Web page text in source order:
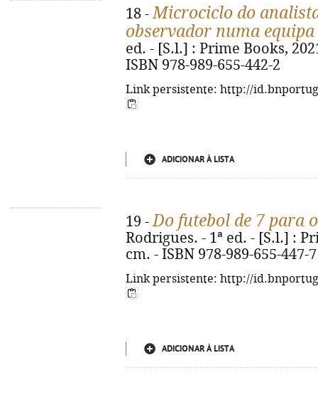
18 -Microciclo do
observador numa equipa
ed. - [S.l.] : Prime Books,
ISBN 978-989-655-442-2
Link persistente: http://
ADICIONAR À LISTA
19 -Do futebol de 7 para
Rodrigues. - 1ª ed. - [S.l.] :
cm. - ISBN 978-989-655-447-7
Link persistente: http://
ADICIONAR À LISTA